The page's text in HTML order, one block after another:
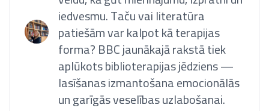
iedvesmu. Taču vai literatūra
patiešām var kalpot kā terapijas
forma? BBC jaunākajā rakstā tiek
aplūkots biblioterapijas jēdziens —
lasīšanas izmantošana emocionālās
un garīgās veselības uzlabošanai.